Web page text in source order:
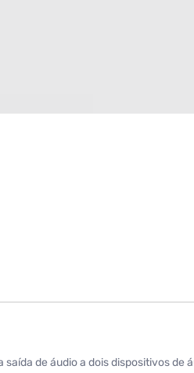
de áudio a dois dispositivos de